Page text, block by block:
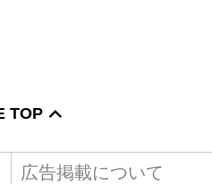
TOP
広告掲載について